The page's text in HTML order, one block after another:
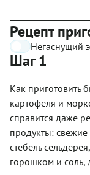
Рецепт
Негаснущий
Шаг 1
Как приготовить
картофеля и
справится даже
продукты:
стебель
горошком и соль,